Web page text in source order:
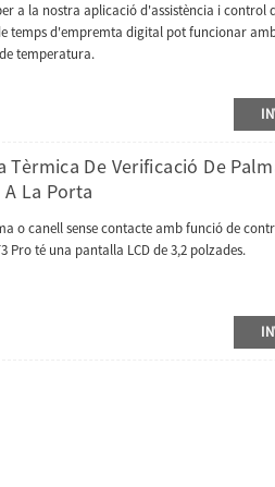
a la nostra aplicació d'assistència i control
temps d'empremta digital pot funcionar
temperatura.
Tèrmica De Verificació De
La Porta
o canell sense contacte amb funció de
té una pantalla LCD de 3,2 polzades.